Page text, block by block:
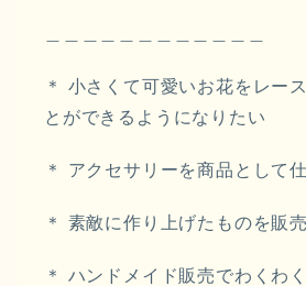
＊ 小さくて可愛いお花をレー
とができるようになりたい
＊ アクセサリーを商品として
＊ 素敵に作り上げたものを販
＊ ハンドメイド販売でわくわ